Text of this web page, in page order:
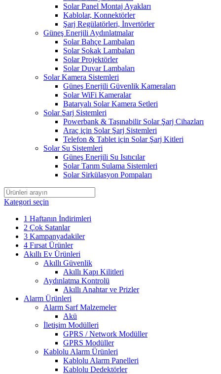
Solar Panel Montaj Ayakları
Kablolar, Konnektörler
Şarj Regülatörleri, İnvertörler
Güneş Enerjili Aydınlatmalar
Solar Bahçe Lambaları
Solar Sokak Lambaları
Solar Projektörler
Solar Duvar Lambaları
Solar Kamera Sistemleri
Güneş Enerjili Güvenlik Kameraları
Solar WiFi Kameralar
Bataryalı Solar Kamera Setleri
Solar Şarj Sistemleri
Powerbank & Taşınabilir Solar Şarj Cihazları
Araç için Solar Şarj Sistemleri
Telefon & Tablet için Solar Şarj Kitleri
Solar Su Sistemleri
Güneş Enerjili Su Isıtıcılar
Solar Tarım Sulama Sistemleri
Solar Sirkülasyon Pompaları
Kategori seçin
1 Haftanın İndirimleri
2 Çok Satanlar
3 Kampanyadakiler
4 Fırsat Ürünler
Akıllı Ev Ürünleri
Akıllı Güvenlik
Akıllı Kapı Kilitleri
Aydınlatma Kontrolü
Akıllı Anahtar ve Prizler
Alarm Ürünleri
Alarm Sarf Malzemeler
Akü
İletişim Modülleri
GPRS / Network Modüller
GPRS Modüller
Kablolu Alarm Ürünleri
Kablolu Alarm Panelleri
Kablolu Dedektörler